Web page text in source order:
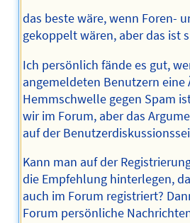
das beste wäre, wenn Foren-
gekoppelt wären, aber das ist
Ich persönlich fände es gut,
angemeldeten Benutzern eine
Hemmschwelle gegen Spam
wir im Forum, aber das
auf der
Kann man auf der
die Empfehlung hinterlegen,
auch im Forum registriert?
Forum persönliche